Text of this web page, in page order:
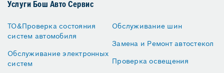
Услуги Бош Авто Сервис
ТО&Проверка состояния
систем автомобиля
Обслуживание электронных
систем
Обслуживание шин
Замена и Ремонт автостекол
Проверка освещения